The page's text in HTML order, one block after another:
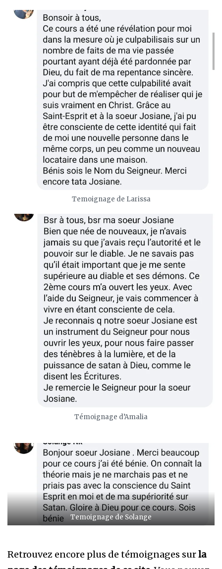
Temoignage de Larissa
Témoignage d’Amalia
Temoignage de Solange
Retrouvez encore plus de témoignages surla